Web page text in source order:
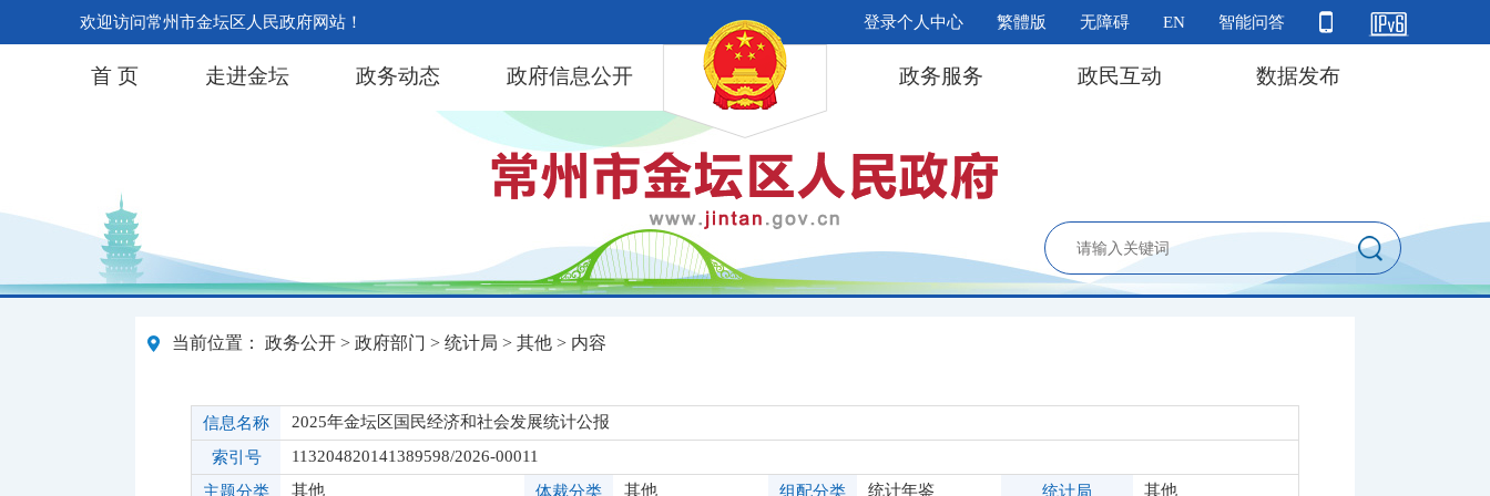
欢迎访问常州市金坛区人民政府网站！ 登录个人中心 繁體版 无障碍 EN 智能问答
首 页 走进金坛 政务动态 政府信息公开 政务服务 政民互动 数据发布
当前位置： 政务公开 > 政府部门 > 统计局 > 其他 > 内容
信息名称
2025年金坛区国民经济和社会发展统计公报
索引号
113204820141389598/2026-00011
主题分类
其他 体裁分类 其他 组配分类 统计年鉴 统计局 其他